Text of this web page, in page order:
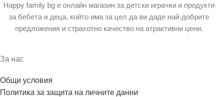
Happy family bg е онлайн магазин за детски играчки и продукти
за бебета и деца, който има за цел да ви даде най-добрите
предложения и страхотно качество на атрактивни цени.
За нас
Общи условия
Политика за защита на личните данни